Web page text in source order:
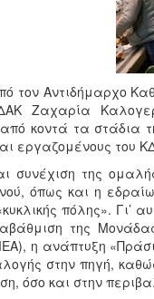
τον Αντιδήμαρχο
Ζαχαρία
κοντά τα στάδια
εργαζομένους του
συνέχιση της
όπως και η
πόλης».
της
η ανάπτυξη
στην πηγή,
όσο και στην